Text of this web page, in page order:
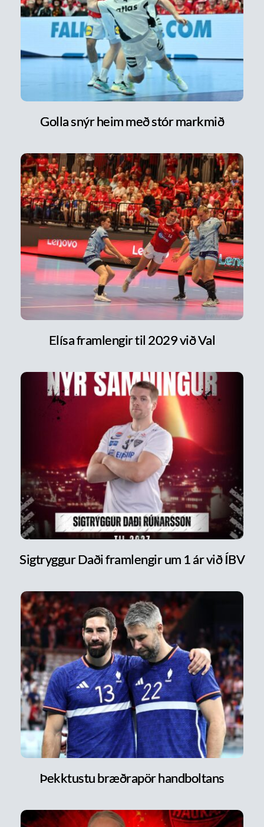
Golla snýr heim með stór markmið
Elísa framlengir til 2029 við Val
Sigtryggur Daði framlengir um 1 ár við ÍBV
Þekktustu bræðrapör handboltans